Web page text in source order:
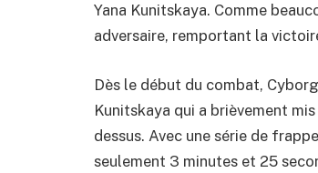
Yana Kunitskaya. Comme
adversaire, remportant la
Dès le début du combat,
Kunitskaya qui a brièvement
dessus. Avec une série de
seulement 3 minutes et 25